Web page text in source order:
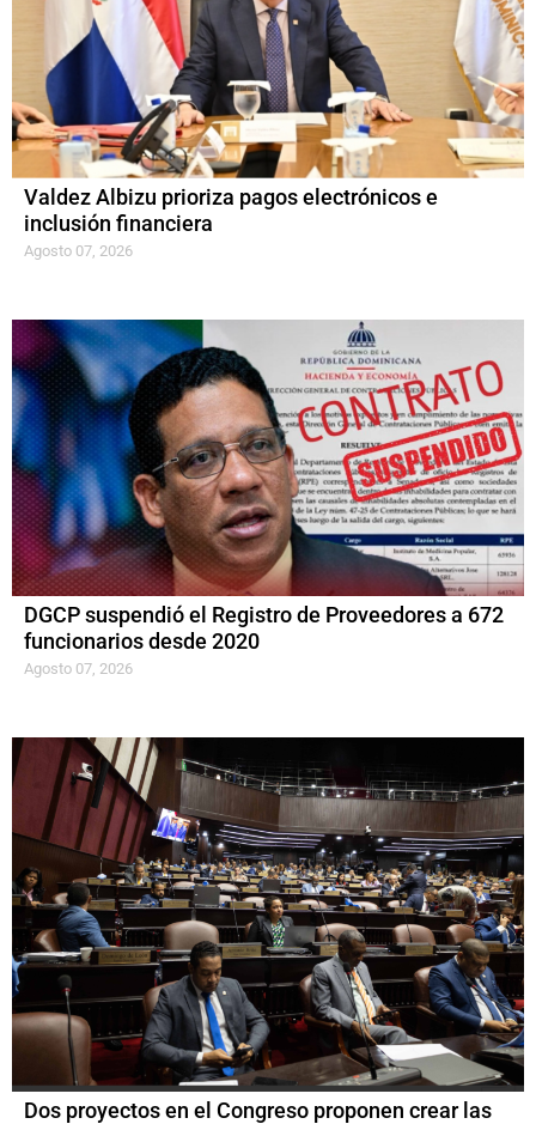
Valdez Albizu prioriza pagos electrónicos e
inclusión financiera
Agosto 07, 2026
DGCP suspendió el Registro de Proveedores a 672
funcionarios desde 2020
Agosto 07, 2026
Dos proyectos en el Congreso proponen crear las